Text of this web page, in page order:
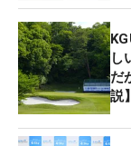
し
だ
説】